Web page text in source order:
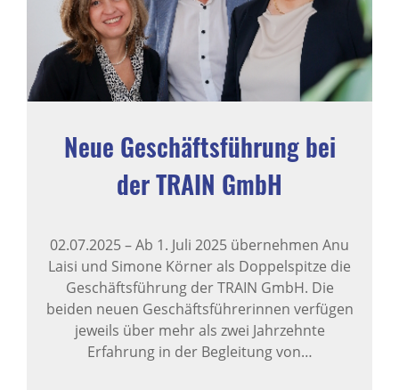
Neue Geschäftsführung bei
der TRAIN GmbH
02.07.2025–Ab 1. Juli 2025 übernehmen Anu
Laisi und Simone Körner als Doppelspitze die
Geschäftsführung der TRAIN GmbH. Die
beiden neuen Geschäftsführerinnen verfügen
jeweils über mehr als zwei Jahrzehnte
Erfahrung in der Begleitung von…